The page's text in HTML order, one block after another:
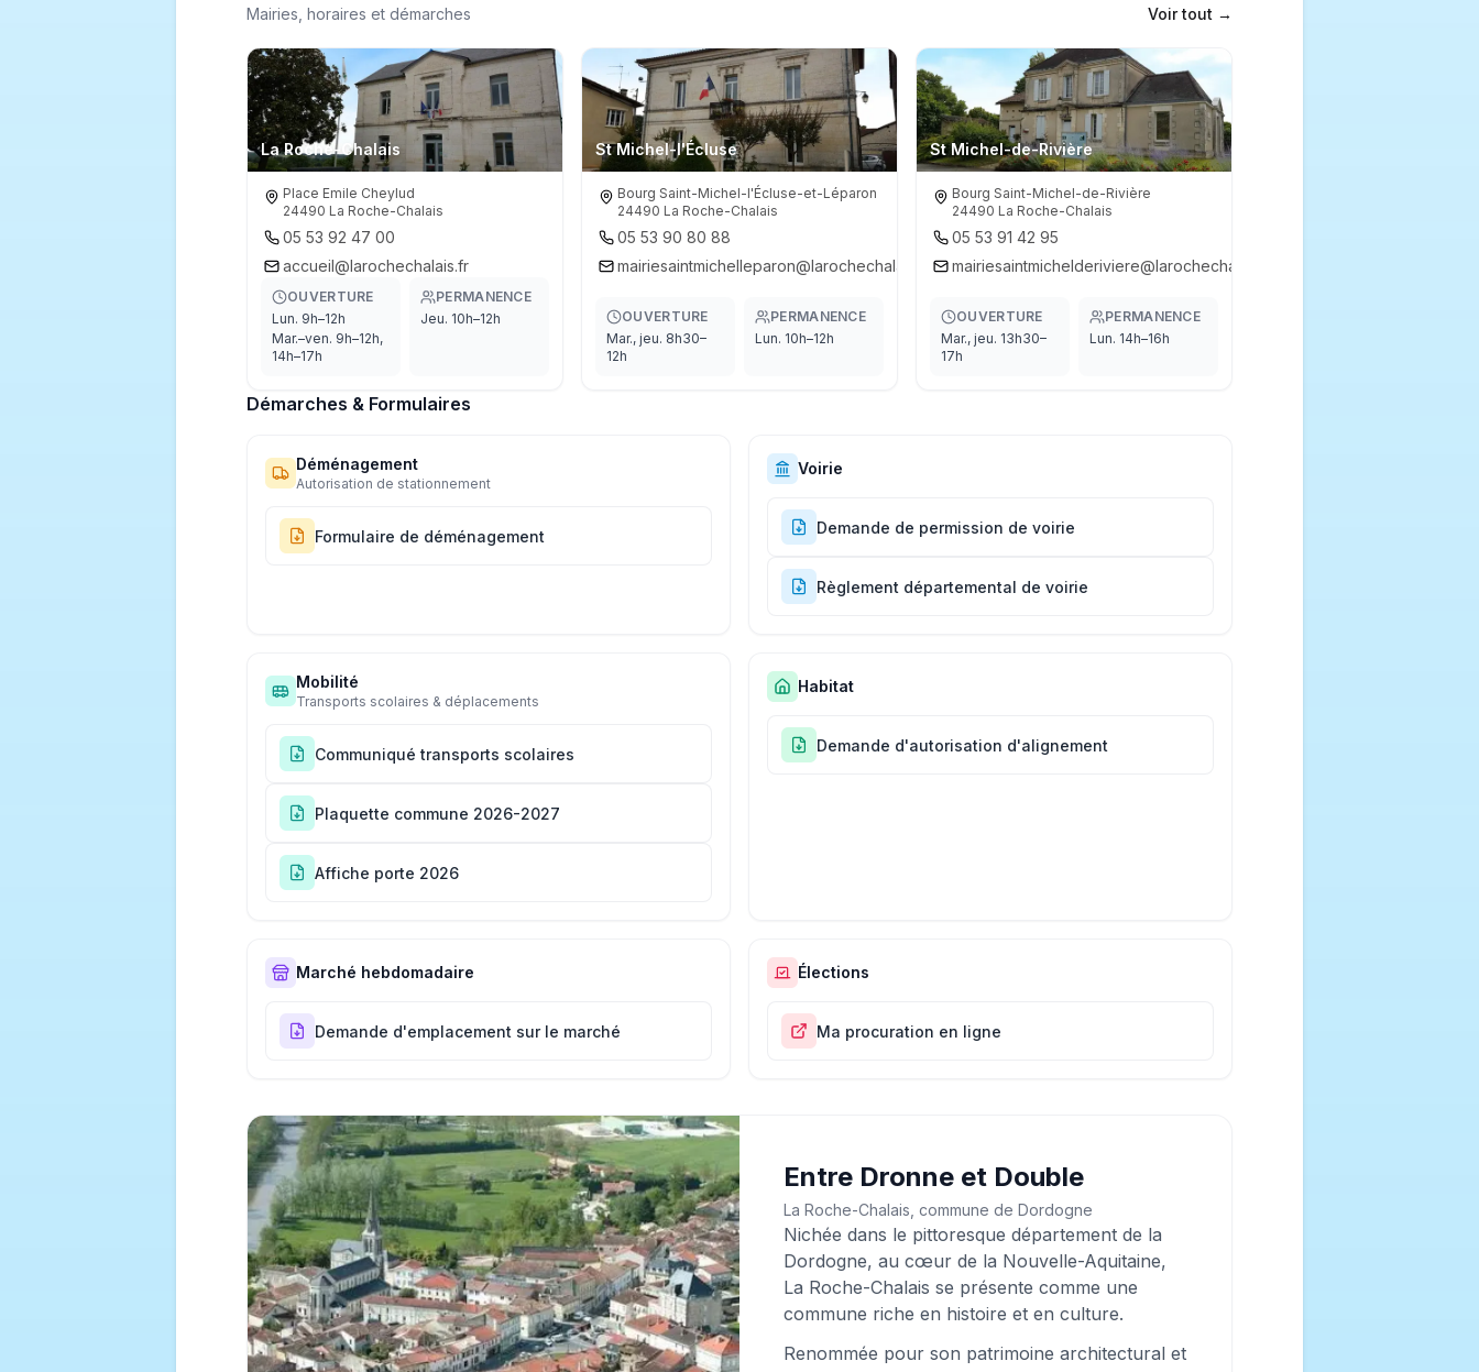
Mairies, horaires et démarches Voir tout →
La Roche-Chalais
Place Emile Cheylud
24490 La Roche-Chalais
05 53 92 47 00
accueil@larochechalais.fr
OUVERTURE
Lun. 9h–12h
Mar.–ven. 9h–12h,
14h–17h
PERMANENCE
Jeu. 10h–12h
St Michel-l'Écluse
Bourg Saint-Michel-l'Écluse-et-Léparon
24490 La Roche-Chalais
05 53 90 80 88
mairiesaintmichelleparon@larochechalais.fr
OUVERTURE
Mar., jeu. 8h30–
12h
PERMANENCE
Lun. 10h–12h
St Michel-de-Rivière
Bourg Saint-Michel-de-Rivière
24490 La Roche-Chalais
05 53 91 42 95
mairiesaintmichelderiviere@larochechalais.fr
OUVERTURE
Mar., jeu. 13h30–
17h
PERMANENCE
Lun. 14h–16h
Démarches & Formulaires
Déménagement
Autorisation de stationnement
Formulaire de déménagement
Voirie
Demande de permission de voirie
Règlement départemental de voirie
Mobilité
Transports scolaires & déplacements
Communiqué transports scolaires
Plaquette commune 2026-2027
Affiche porte 2026
Habitat
Demande d'autorisation d'alignement
Marché hebdomadaire
Demande d'emplacement sur le marché
Élections
Ma procuration en ligne
Entre Dronne et Double
La Roche-Chalais, commune de Dordogne
Nichée dans le pittoresque département de la
Dordogne, au cœur de la Nouvelle-Aquitaine,
La Roche-Chalais se présente comme une
commune riche en histoire et en culture.
Renommée pour son patrimoine architectural et